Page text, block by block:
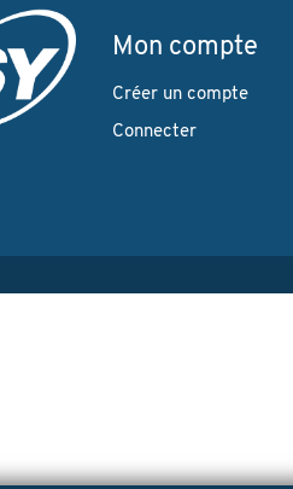
Mon compte
Créer un compte
Connecter